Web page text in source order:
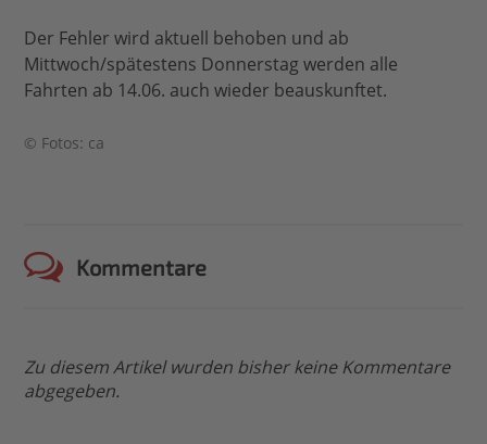
Der Fehler wird aktuell behoben und ab
Mittwoch/spätestens Donnerstag werden alle
Fahrten ab 14.06. auch wieder beauskunftet.
© Fotos: ca
Kommentare
Zu diesem Artikel wurden bisher keine Kommentare
abgegeben.